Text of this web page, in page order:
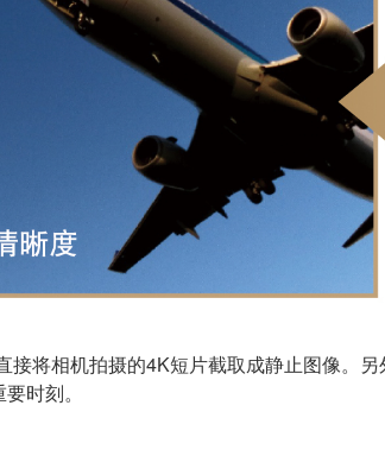
将相机拍摄的4K短片截取成静止图像。
时刻。